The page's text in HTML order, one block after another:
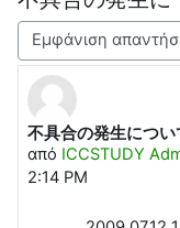
Λειτουργία εμφάνισης
不具合の発生につい
από ICCSTUDY
2:14 PM
Αριθμός